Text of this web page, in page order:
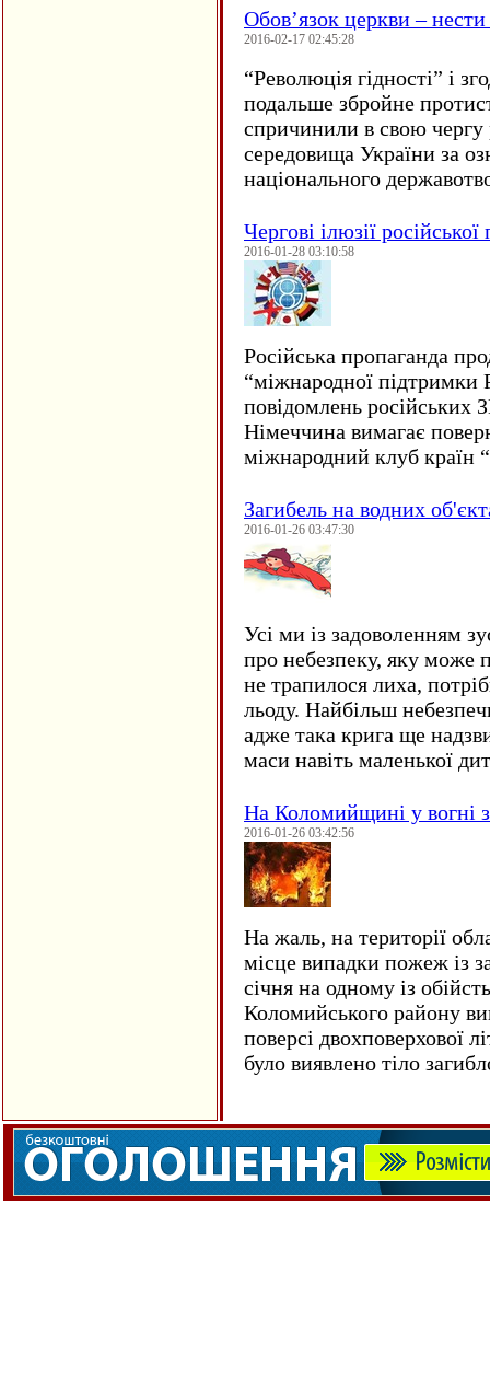
Обов’язок церкви –
2016-02-17 02:45:28
“Революція гідності” і
подальше збройне
спричинили в свою чергу
середовища України за
національного
Чергові ілюзії
2016-01-28 03:10:58
Російська пропаганда
“міжнародної підтримки
повідомлень російських
Німеччина вимагає
міжнародний клуб країн
Загибель на водних
2016-01-26 03:47:30
Усі ми із задоволенням
про небезпеку, яку може
не трапилося лиха,
льоду. Найбільш
адже така крига ще
маси навіть маленької
На Коломийщині у вогні
2016-01-26 03:42:56
На жаль, на території
місце випадки пожеж із
січня на одному із
Коломийського району
поверсі двохповерхової
було виявлено тіло